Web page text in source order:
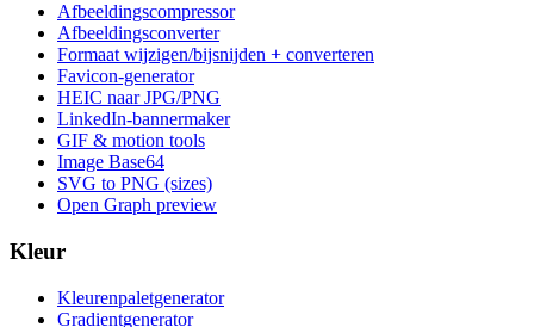
Afbeeldingscompressor
Afbeeldingsconverter
Formaat wijzigen/bijsnijden + converteren
Favicon-generator
HEIC naar JPG/PNG
LinkedIn-bannermaker
GIF & motion tools
Image Base64
SVG to PNG (sizes)
Open Graph preview
Kleur
Kleurenpaletgenerator
Gradientgenerator